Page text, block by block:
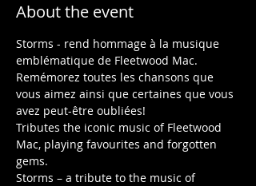
About the event
Storms - rend hommage à la musique
emblématique de Fleetwood Mac.
Remémorez toutes les chansons que
vous aimez ainsi que certaines que vous
avez peut-être oubliées!
Tributes the iconic music of Fleetwood
Mac, playing favourites and forgotten
gems.
Storms – a tribute to the music of